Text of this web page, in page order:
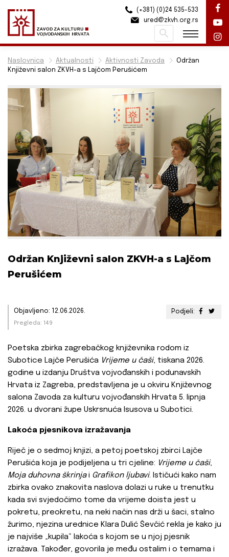
Naslovnica Aktualnosti Aktivnosti Zavoda
Održan
Književni salon ZKVH-a s Lajčom Perušićem
Održan Književni salon ZKVH-a s Lajčom
Perušićem
Podjeli:
Objavljeno: 12.06.2026.
Pregleda: 149
Poetska zbirka zagrebačkog književnika rodom iz
Subotice Lajče Perušića Vrijeme u čaši, tiskana 2026.
godine u izdanju Društva vojvođanskih i podunavskih
Hrvata iz Zagreba, predstavljena je u okviru Književnog
salona Zavoda za kulturu vojvođanskih Hrvata 5. lipnja
2026. u dvorani župe Uskrsnuća Isusova u Subotici.
Lakoća pjesnikova izražavanja
Riječ je o sedmoj knjizi, a petoj poetskoj zbirci Lajče
Perušića koja je podijeljena u tri cjeline: Vrijeme u čaši,
Moja duhovna škrinjai Grafikon ljubavi. Ističući kako nam
zbirka ovako znakovita naslova dolazi u ruke u trenutku
kada svi svjedočimo tome da vrijeme doista jest u
pokretu, preokretu, na neki način nas drži u šaci, stalno
žurimo, njezina urednice Klara Dulić Ševčić rekla je kako ju
je najviše „kupila“ lakoća s kojom se u njoj pjesnik
izražava. Također, govorila je među ostalim i o temama i
(+381) (0)24 535-533
ured@zkvh.org.rs
Pretraži